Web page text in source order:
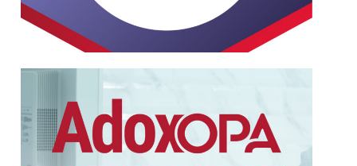
ADOXOPA Diseñado para reprocesar
dispositivos médicos semicríticos sensibles al
calor que no son aptos para la esterilización.